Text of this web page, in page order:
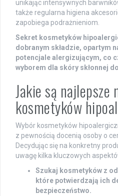
unikając intensywnych
także regularna higiena
zapobiega podrażnieniom.
Sekret kosmetyków
dobranym składzie, opartym
potencjale alergizującym, co
wyborem dla skóry skłonnej
Jakie są najlepsze
kosmetyków
Wybór kosmetyków
z pewnością docenią osoby o
Decydując się na konkretny
uwagę kilka kluczowych
Szukaj kosmetyków z
które potwierdzają ich
bezpieczeństwo.